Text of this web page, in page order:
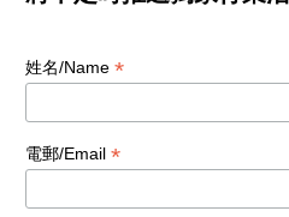
姓名/Name *
電郵/Email *